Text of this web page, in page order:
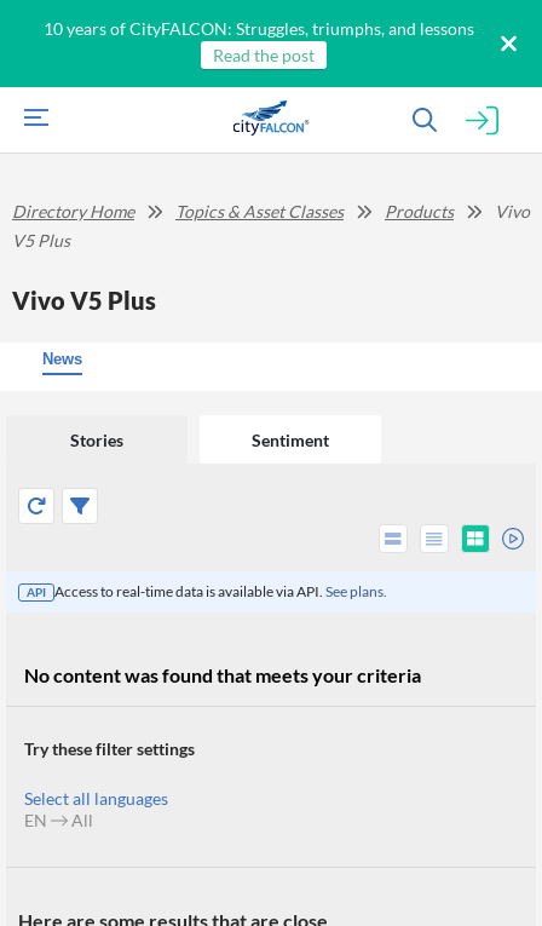
10 years of CityFALCON: Struggles, triumphs, and lessons
Read the post
Directory Home Topics & Asset Classes Products
Vivo
V5 Plus
Vivo V5 Plus
News
Stories Sentiment
API Access to real-time data is available via API. See plans.
No content was found that meets your criteria
Try these filter settings
Select all languages
EN
All
Here are some results that are close